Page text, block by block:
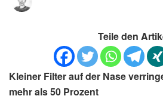
Teile den
Kleiner Filter auf der Nase
mehr als 50 Prozent